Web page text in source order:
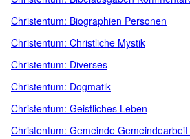
Christentum: Biographien Personen
Christentum: Christliche Mystik
Christentum: Diverses
Christentum: Dogmatik
Christentum: Geistliches Leben
Christentum: Gemeinde